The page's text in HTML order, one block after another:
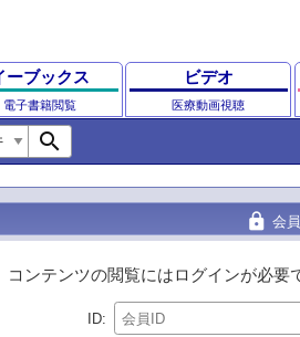
ーブックス
電子書籍閲覧
ビデオ
医療動画視聴
search
lock 会
コンテンツの閲覧にはログインが必要
ID